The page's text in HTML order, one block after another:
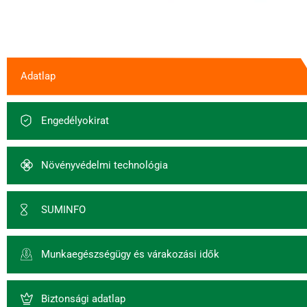
Adatlap
Engedélyokirat
Növényvédelmi technológia
SUMINFO
Munkaegészségügy és várakozási idők
Biztonsági adatlap